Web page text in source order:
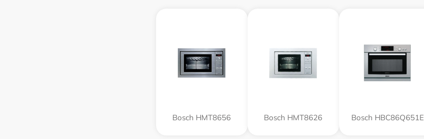
Bosch HMT8656 Bosch HMT8626 Bosch HBC86Q651E